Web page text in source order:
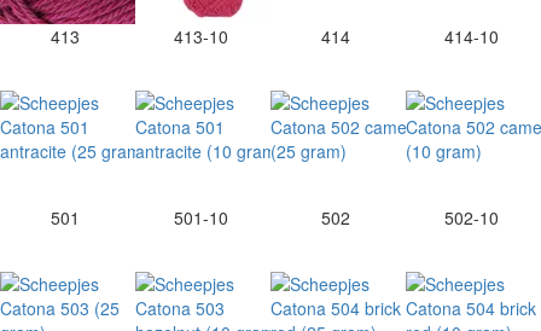
413 413-10 414 414-10
501 501-10 502 502-10